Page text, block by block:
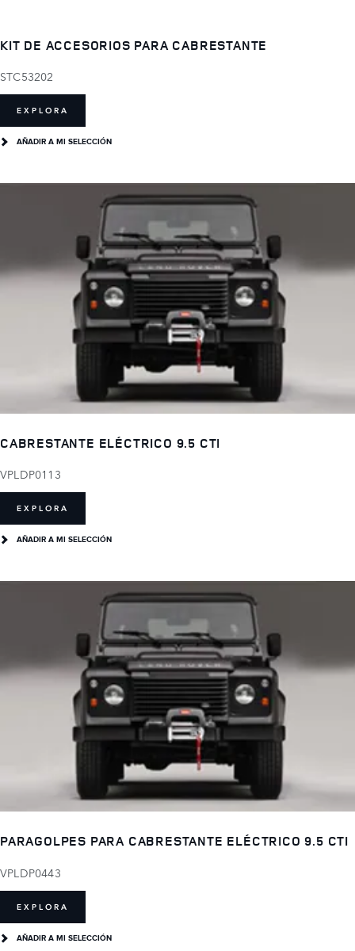
KIT DE ACCESORIOS PARA CABRESTANTE
STC53202
EXPLORA
AÑADIR A MI SELECCIÓN
CABRESTANTE ELÉCTRICO 9.5 CTI
VPLDP0113
EXPLORA
AÑADIR A MI SELECCIÓN
PARAGOLPES PARA CABRESTANTE ELÉCTRICO 9.5 CTI
VPLDP0443
EXPLORA
AÑADIR A MI SELECCIÓN